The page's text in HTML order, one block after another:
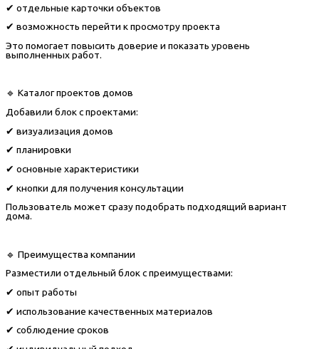
✔ отдельные карточки объектов
✔ возможность перейти к просмотру проекта
Это помогает повысить доверие и показать уровень
выполненных работ.
🔹 Каталог проектов домов
Добавили блок с проектами:
✔ визуализация домов
✔ планировки
✔ основные характеристики
✔ кнопки для получения консультации
Пользователь может сразу подобрать подходящий вариант
дома.
🔹 Преимущества компании
Разместили отдельный блок с преимуществами:
✔ опыт работы
✔ использование качественных материалов
✔ соблюдение сроков